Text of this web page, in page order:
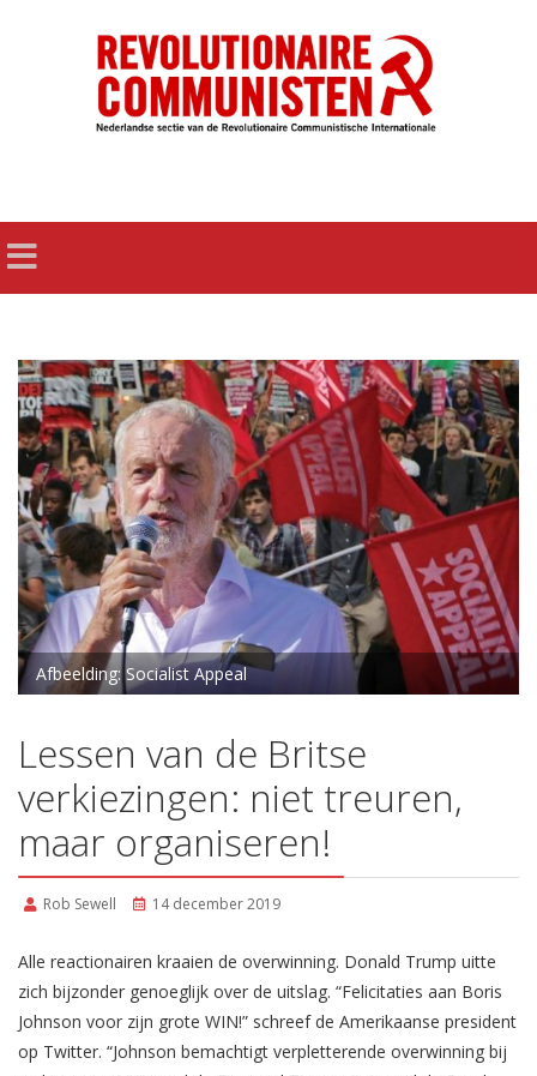
Afbeelding: Socialist Appeal
Lessen van de Britse
verkiezingen: niet treuren,
maar organiseren!
Rob Sewell 14 december 2019
Alle reactionairen kraaien de overwinning. Donald Trump uitte
zich bijzonder genoeglijk over de uitslag. “Felicitaties aan Boris
Johnson voor zijn grote WIN!” schreef de Amerikaanse president
op Twitter. “Johnson bemachtigt verpletterende overwinning bij